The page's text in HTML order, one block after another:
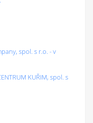
spol. s r.o. - v
KUŘIM, spol. s